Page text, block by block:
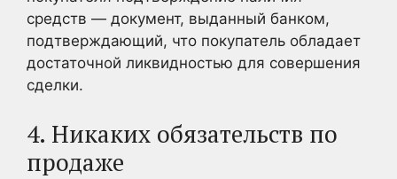
средств — документ, выданный банком,
подтверждающий, что покупатель обладает
достаточной ликвидностью для совершения
сделки.
4. Никаких обязательств по
продаже